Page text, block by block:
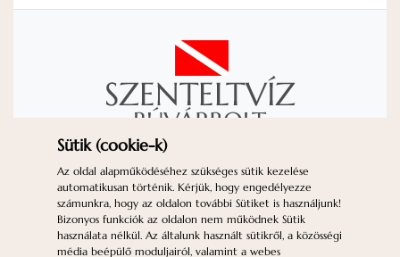
KAPCSOLAT
IMPRESSZUM
ADATVÉDELEM
ÁSZF
GYIK
SÜTIK (*COOKIE-K*)
Nyitvatartás:H-P: 10-18 | Sz: 10-12 | V:
Sütik (cookie-k)
Az oldal alapműködéséhez szükséges sütik kezelése
automatikusan történik. Kérjük, hogy engedélyezze
számunkra, hogy az oldalon további Sütiket is használjunk!
Bizonyos funkciók az oldalon nem működnek Sütik
használata nélkül. Az általunk használt sütikről, a közösségi
média beépülő moduljairól, valamint a webes